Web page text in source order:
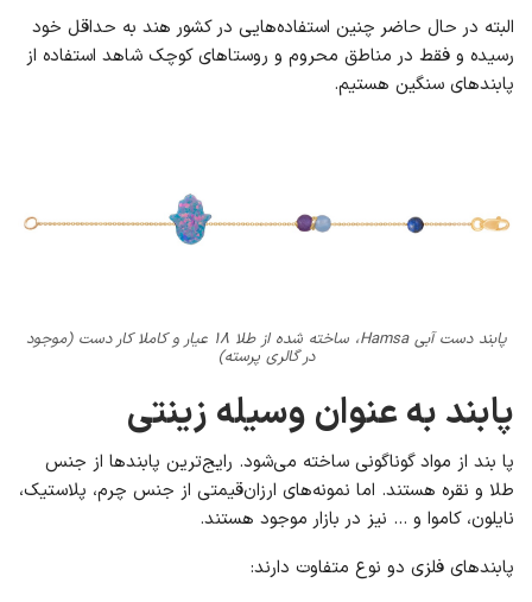
البته در حال حاضر چنین استفاده‌هایی در کشور هند به حداقل خود
رسیده و فقط در مناطق محروم و روستاهای کوچک شاهد استفاده از
پابندهای سنگین هستیم.
پابند دست آبی Hamsa، ساخته شده از طلا ۱۸ عیار و کاملا کار دست (موجود
در گالری پرسته)
پابند به عنوان وسیله زینتی
پا بند از مواد گوناگونی ساخته می‌شود. رایج‌ترین پابندها از جنس
طلا و نقره هستند. اما نمونه‌های ارزان‌قیمتی از جنس چرم، پلاستیک،
نایلون، کاموا و … نیز در بازار موجود هستند.
پابندهای فلزی دو نوع متفاوت دارند: